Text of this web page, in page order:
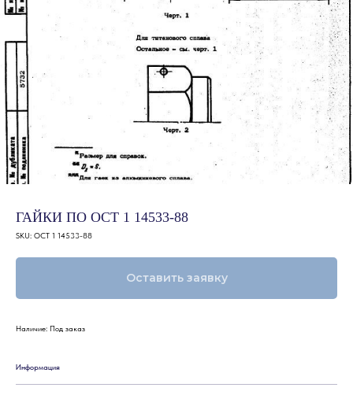
ГАЙКИ ПО ОСТ 1 14533-88
SKU: ОСТ 1 14533-88
Оставить заявку
Наличие: Под заказ
Информация